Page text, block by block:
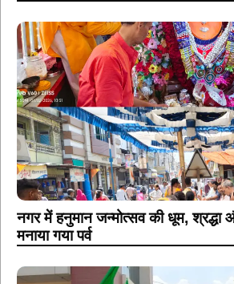
नगर में हनुमान जन्मोत्सव की धूम, श्रद्धा
मनाया गया पर्व